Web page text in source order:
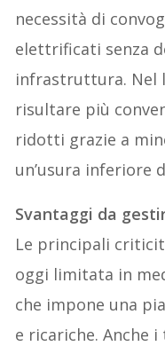
necessità di
elettrificati senza
infrastruttura. Nel
risultare più
ridotti grazie a
un’usura inferiore
Svantaggi da
Le principali
oggi limitata in
che impone una
e ricariche. Anche